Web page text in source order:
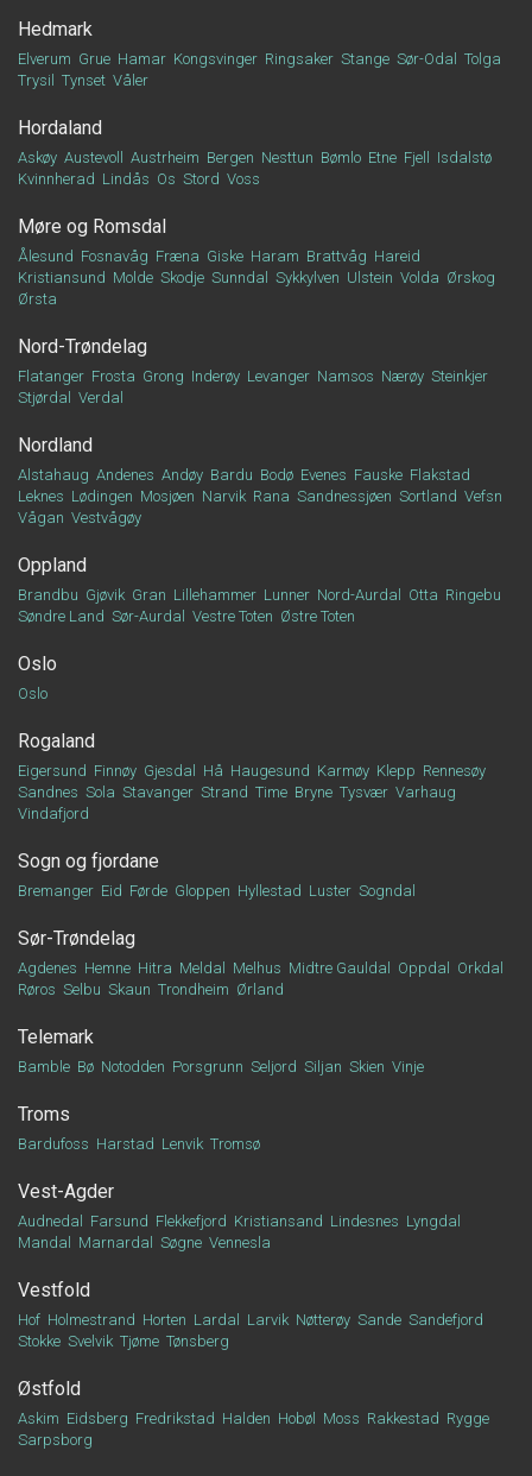
Hedmark
Elverum Grue Hamar Kongsvinger Ringsaker Stange Sør-Odal
Tolga
Trysil
Tynset Våler
Hordaland
Askøy Austevoll Austrheim Bergen Nesttun Bømlo Etne Fjell
Isdalstø
Kvinnherad Lindås Os Stord Voss
Møre og Romsdal
Ålesund Fosnavåg Fræna Giske Haram Brattvåg Hareid
Kristiansund Molde Skodje Sunndal Sykkylven Ulstein Volda Ørskog
Ørsta
Nord-Trøndelag
Flatanger Frosta Grong Inderøy Levanger Namsos Nærøy Steinkjer
Stjørdal
Verdal
Nordland
Alstahaug Andenes Andøy Bardu Bodø Evenes Fauske Flakstad
Leknes Lødingen Mosjøen Narvik Rana Sandnessjøen Sortland Vefsn
Vågan Vestvågøy
Oppland
Brandbu Gjøvik Gran Lillehammer Lunner Nord-Aurdal Otta Ringebu
Søndre Land Sør-Aurdal Vestre Toten Østre Toten
Oslo
Oslo
Rogaland
Eigersund Finnøy Gjesdal Hå Haugesund Karmøy Klepp Rennesøy
Sandnes Sola Stavanger Strand Time Bryne Tysvær Varhaug
Vindafjord
Sogn og fjordane
Bremanger Eid Førde Gloppen Hyllestad Luster Sogndal
Sør-Trøndelag
Agdenes Hemne Hitra Meldal Melhus Midtre Gauldal Oppdal
Orkdal
Røros Selbu Skaun Trondheim Ørland
Telemark
Bamble Bø Notodden Porsgrunn Seljord Siljan Skien Vinje
Troms
Bardufoss Harstad Lenvik Tromsø
Vest-Agder
Audnedal Farsund Flekkefjord Kristiansand Lindesnes Lyngdal
Mandal
Marnardal Søgne Vennesla
Vestfold
Hof Holmestrand Horten Lardal Larvik Nøtterøy Sande Sandefjord
Stokke Svelvik Tjøme Tønsberg
Østfold
Askim Eidsberg Fredrikstad Halden Hobøl Moss Rakkestad Rygge
Sarpsborg